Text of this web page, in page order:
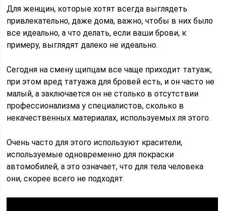
Для женщин, которые хотят всегда выглядеть
привлекательно, даже дома, важно, чтобы в них было
все идеально, а что делать, если ваши брови, к
примеру, выглядят далеко не идеально.
Сегодня на смену щипцам все чаще приходит татуаж,
при этом вред татуажа для бровей есть, и он часто не
малый, а заключается он не столько в отсутствии
профессионализма у специалистов, сколько в
некачественных материалах, используемых ля этого.
Очень часто для этого используют красители,
используемые одновременно для покраски
автомобилей, а это означает, что для тела человека
они, скорее всего не подходят.